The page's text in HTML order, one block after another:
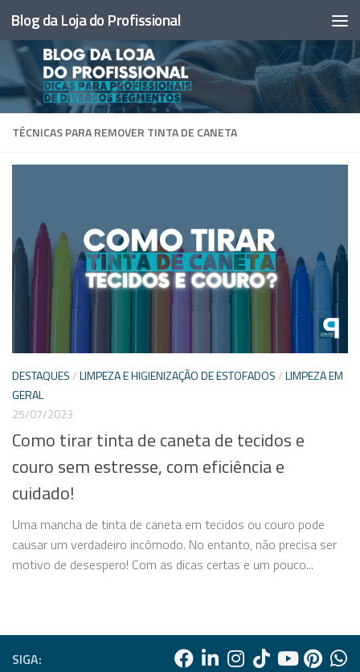
Skip to content
Blog da Loja do Profissional
TÉCNICAS PARA REMOVER TINTA DE CANETA
DESTAQUES/LIMPEZA E HIGIENIZAÇÃO DE ESTOFADOS/LIMPEZA EM
GERAL
25/07/2023
Como tirar tinta de caneta de tecidos e
couro sem estresse, com eficiência e
cuidado!
Uma mancha de tinta de caneta em tecidos ou couro pode
causar um verdadeiro incômodo. No entanto, não precisa ser
motivo de desespero! Com as dicas certas e um pouco...
SIGA: